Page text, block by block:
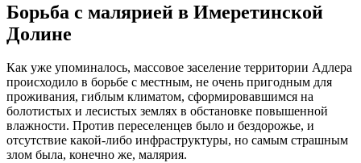
Борьба с малярией в Имеретинской
Долине
Как уже упоминалось, массовое заселение территории Адлера
происходило в борьбе с местным, не очень пригодным для
проживания, гиблым климатом, сформировавшимся на
болотистых и лесистых землях в обстановке повышенной
влажности. Против переселенцев было и бездорожье, и
отсутствие какой-либо инфраструктуры, но самым страшным
злом была, конечно же, малярия.